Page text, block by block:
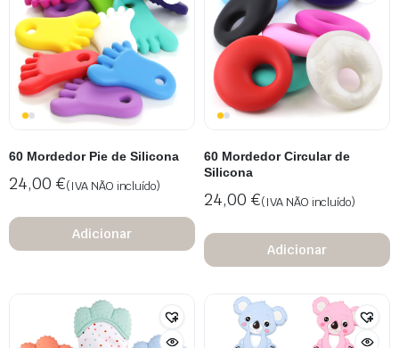
60 Mordedor Pie de Silicona
24,00 €(IVA NÃO incluído)
Adicionar
60 Mordedor Circular de
Silicona
24,00 €(IVA NÃO incluído)
Adicionar